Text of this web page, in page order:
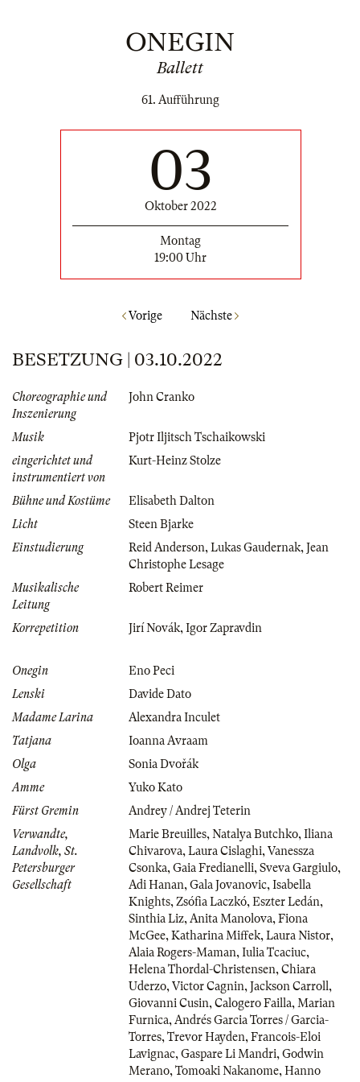
ONEGIN
Ballett
61. Aufführung
03
Oktober 2022
Montag
19:00 Uhr
Vorige Nächste
BESETZUNG | 03.10.2022
Choreographie und
Inszenierung
John Cranko
Musik
Pjotr Iljitsch Tschaikowski
eingerichtet und
instrumentiert von
Kurt-Heinz Stolze
Bühne und Kostüme
Elisabeth Dalton
Licht
Steen Bjarke
Einstudierung
Reid Anderson, Lukas Gaudernak, Jean
Christophe Lesage
Musikalische
Leitung
Robert Reimer
Korrepetition Jirí Novák, Igor Zapravdin
Onegin
Eno Peci
Lenski
Davide Dato
Madame Larina
Alexandra Inculet
Tatjana
Ioanna Avraam
Olga
Sonia Dvořák
Amme
Yuko Kato
Fürst Gremin
Andrey / Andrej Teterin
Verwandte,
Landvolk, St.
Petersburger
Gesellschaft
Marie Breuilles, Natalya Butchko, Iliana
Chivarova, Laura Cislaghi, Vanessza
Csonka, Gaia Fredianelli, Sveva Gargiulo,
Adi Hanan, Gala Jovanovic, Isabella
Knights, Zsófia Laczkó, Eszter Ledán,
Sinthia Liz, Anita Manolova, Fiona
McGee, Katharina Miffek, Laura Nistor,
Alaia Rogers-Maman, Iulia Tcaciuc,
Helena Thordal-Christensen, Chiara
Uderzo, Victor Cagnin, Jackson Carroll ,
Giovanni Cusin, Calogero Failla, Marian
Furnica, Andrés Garcia Torres / Garcia-
Torres, Trevor Hayden, Francois-Eloi
Lavignac, Gaspare Li Mandri, Godwin
Merano, Tomoaki Nakanome, Hanno